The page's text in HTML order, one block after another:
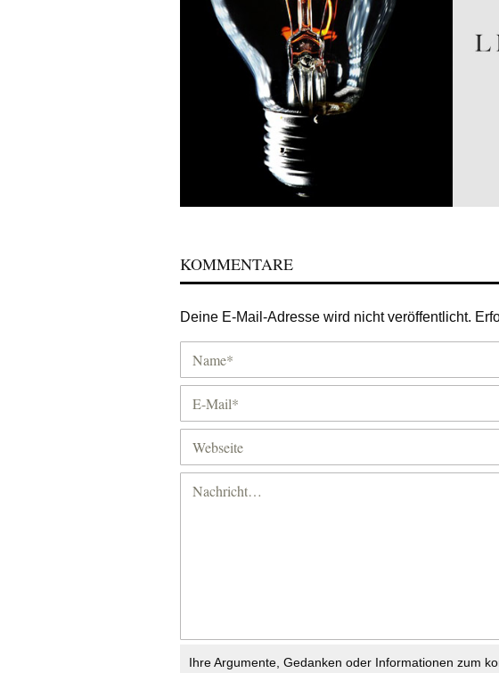
KOMMENTARE
Deine E-Mail-Adresse wird nicht veröffentlicht.
Ihre Argumente, Gedanken oder Informationen zum